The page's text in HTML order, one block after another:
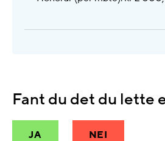
Fant du det du lette
JA NEI